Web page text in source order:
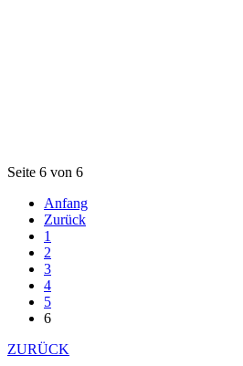
Seite 6 von 6
Anfang
Zurück
1
2
3
4
5
6
ZURÜCK